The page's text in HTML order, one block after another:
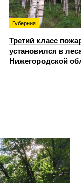
Губерния
Третий класс
установился в
Нижегородской